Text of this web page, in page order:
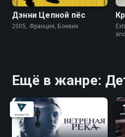
Дэнни Цепной пёс
2005, Франция, Боевик
Ещё в жанре: